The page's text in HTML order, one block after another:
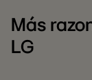
Más
LG